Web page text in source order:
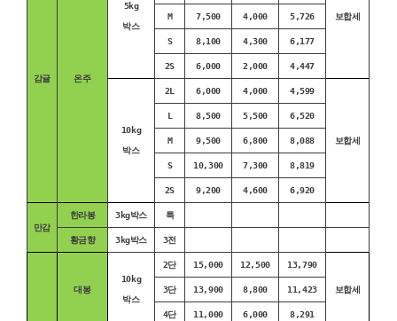
감귤 온주
5kg
박스
보합세
M 7,500 4,000 5,726
S 8,100 4,300 6,177
2S 6,000 2,000 4,447
10kg
박스
2L 6,000 4,000 4,599
보합세
L 8,500 5,500 6,520
M 9,500 6,800 8,088
S 10,300 7,300 8,819
2S 9,200 4,600 6,920
만감
한라봉 3kg박스 특
황금향 3kg박스 3전
대봉
10kg
박스
2단 15,000 12,500 13,790
보합세
3단 13,900 8,800 11,423
4단 11,000 6,000 8,291